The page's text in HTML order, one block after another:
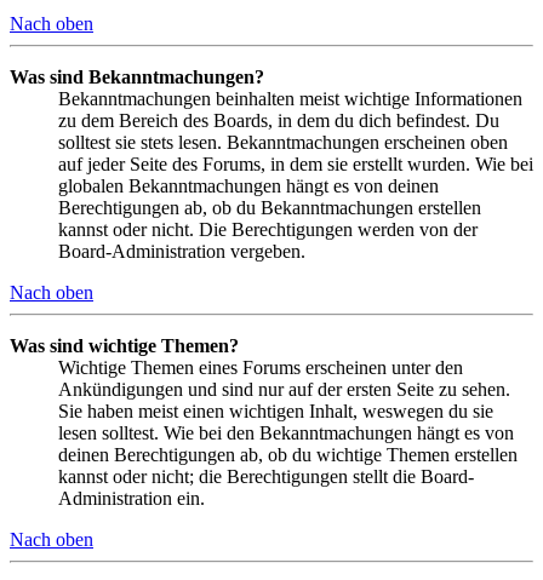
Nach oben
Was sind Bekanntmachungen?
Bekanntmachungen beinhalten meist wichtige Informationen
zu dem Bereich des Boards, in dem du dich befindest. Du
solltest sie stets lesen. Bekanntmachungen erscheinen oben
auf jeder Seite des Forums, in dem sie erstellt wurden. Wie bei
globalen Bekanntmachungen hängt es von deinen
Berechtigungen ab, ob du Bekanntmachungen erstellen
kannst oder nicht. Die Berechtigungen werden von der
Board-Administration vergeben.
Nach oben
Was sind wichtige Themen?
Wichtige Themen eines Forums erscheinen unter den
Ankündigungen und sind nur auf der ersten Seite zu sehen.
Sie haben meist einen wichtigen Inhalt, weswegen du sie
lesen solltest. Wie bei den Bekanntmachungen hängt es von
deinen Berechtigungen ab, ob du wichtige Themen erstellen
kannst oder nicht; die Berechtigungen stellt die Board-
Administration ein.
Nach oben